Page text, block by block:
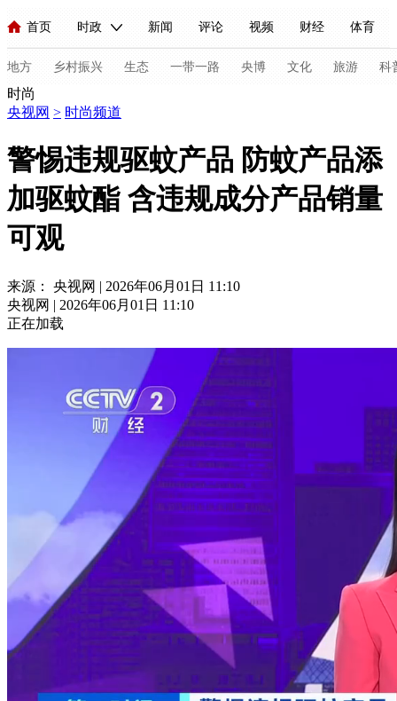
首页 时政 新闻 评论 视频 财经 体育
人民领袖习近平 联播+ 中国领导人 央视快评 习式妙语
直播 栏目大全 节目单 听音 微视频 主持人
海外频道 iPanda English Монгол
地方 乡村振兴 生态 一带一路 央博 文化 旅游 科
新闻 国内 国际 评论 经济 军事 科技
人民领袖习近平
视频
现场 前线 比划 快看
体育 直播 竞猜 2026年世界杯 2026年冬奥会
CCTV奥林匹克频道 生活体育大会
教育 乡村振兴 生态环境
大国保险 云顶对话
CCTV.节目官网 直播 节目单 栏目 热播榜
时尚
央视网 > 时尚频道
警惕违规驱蚊产品 防蚊产品添
加驱蚊酯 含违规成分产品销量
可观
来源： 央视网 | 2026年06月01日 11:10
央视网 | 2026年06月01日 11:10
正在加载